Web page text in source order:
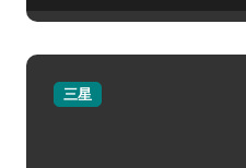
三星